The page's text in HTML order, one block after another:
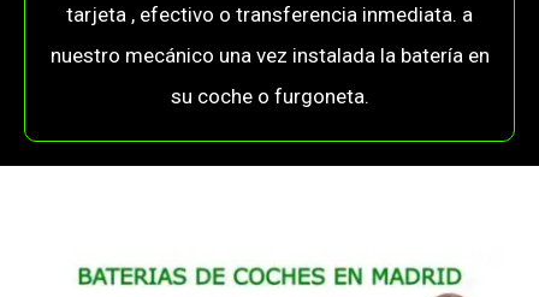
tarjeta , efectivo o transferencia inmediata. a
nuestro mecánico una vez instalada la batería en
su coche o furgoneta.